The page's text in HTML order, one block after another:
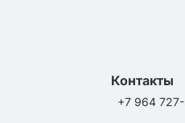
Контакты
+7 964 727-